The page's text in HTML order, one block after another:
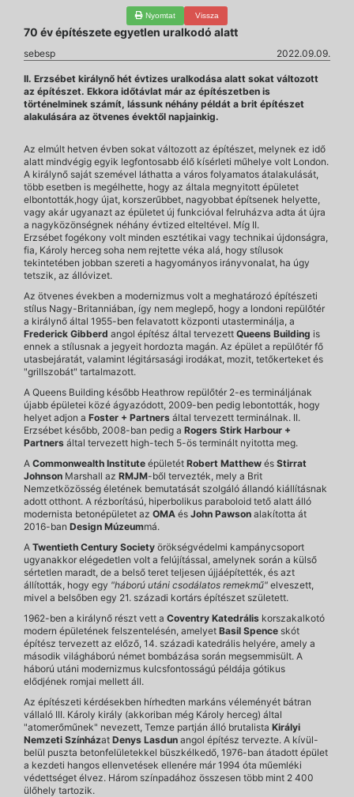
Nyomtat Vissza
70 év építészete egyetlen uralkodó alatt
sebesp 2022.09.09.
II. Erzsébet királynő hét évtizes uralkodása alatt sokat változott
az építészet. Ekkora időtávlat már az építészetben is
történelminek számít, lássunk néhány példát a brit építészet
alakulására az ötvenes évektől napjainkig.
Az elmúlt hetven évben sokat változott az építészet, melynek ez idő
alatt mindvégig egyik legfontosabb élő kísérleti műhelye volt London.
A királynő saját szemével láthatta a város folyamatos átalakulását,
több esetben is megélhette, hogy az általa megnyitott épületet
elbontották,hogy újat, korszerűbbet, nagyobbat építsenek helyette,
vagy akár ugyanazt az épületet új funkcióval felruházva adta át újra
a nagyközönségnek néhány évtized elteltével. Míg II.
Erzsébet fogékony volt minden esztétikai vagy technikai újdonságra,
fia, Károly herceg soha nem rejtette véka alá, hogy stílusok
tekintetében jobban szereti a hagyományos irányvonalat, ha úgy
tetszik, az állóvizet.
Az ötvenes években a modernizmus volt a meghatározó építészeti
stílus Nagy-Britanniában, így nem meglepő, hogy a londoni repülőtér
a királynő által 1955-ben felavatott központi utasterminálja, a
Frederick Gibberd angol építész által tervezett Queens Building is
ennek a stílusnak a jegyeit hordozta magán. Az épület a repülőtér fő
utasbejáratát, valamint légitársasági irodákat, mozit, tetőkerteket és
"grillszobát" tartalmazott.
A Queens Building később Heathrow repülőtér 2-es termináljának
újabb épületei közé ágyazódott, 2009-ben pedig lebontották, hogy
helyet adjon a Foster + Partners által tervezett terminálnak. II.
Erzsébet később, 2008-ban pedig a Rogers Stirk Harbour +
Partners által tervezett high-tech 5-ös terminált nyitotta meg.
A Commonwealth Institute épületét Robert Matthew és Stirrat
Johnson Marshall az RMJM-ből tervezték, mely a Brit
Nemzetközösség életének bemutatását szolgáló állandó kiállításnak
adott otthont. A rézborítású, hiperbolikus paraboloid tető alatt álló
modernista betonépületet az OMA és John Pawson alakította át
2016-ban Design Múzeummá.
A Twentieth Century Society örökségvédelmi kampánycsoport
ugyanakkor elégedetlen volt a felújítással, amelynek során a külső
sértetlen maradt, de a belső teret teljesen újjáépítették, és azt
állították, hogy egy "háború utáni csodálatos remekmű" elveszett,
mivel a belsőben egy 21. századi kortárs építészet született.
1962-ben a királynő részt vett a Coventry Katedrális korszakalkotó
modern épületének felszentelésén, amelyet Basil Spence skót
építész tervezett az előző, 14. századi katedrális helyére, amely a
második világháború német bombázása során megsemmisült. A
háború utáni modernizmus kulcsfontosságú példája gótikus
elődjének romjai mellett áll.
Az építészeti kérdésekben hírhedten markáns véleményét bátran
vállaló III. Károly király (akkoriban még Károly herceg) által
"atomerőműnek" nevezett, Temze partján álló brutalista Királyi
Nemzeti Színházat Denys Lasdun angol építész tervezte. A kívül-
belül puszta betonfelületekkel büszkélkedő, 1976-ban átadott épület
a kezdeti hangos ellenvetések ellenére már 1994 óta műemléki
védettséget élvez. Három színpadához összesen több mint 2 400
ülőhely tartozik.